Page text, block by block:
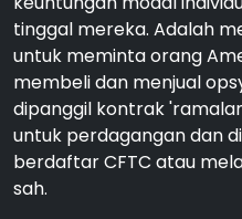
tinggal mereka. Adalah
untuk meminta orang
membeli dan menjual
dipanggil kontrak
untuk perdagangan dan
berdaftar CFTC atau
sah.